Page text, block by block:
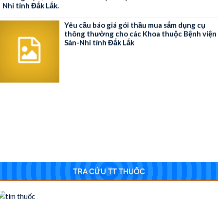
thông thường cho các Khoa thuộc Bệnh viện
Sản-Nhi tỉnh Đắk Lắk
TRA CỨU TT THUỐC